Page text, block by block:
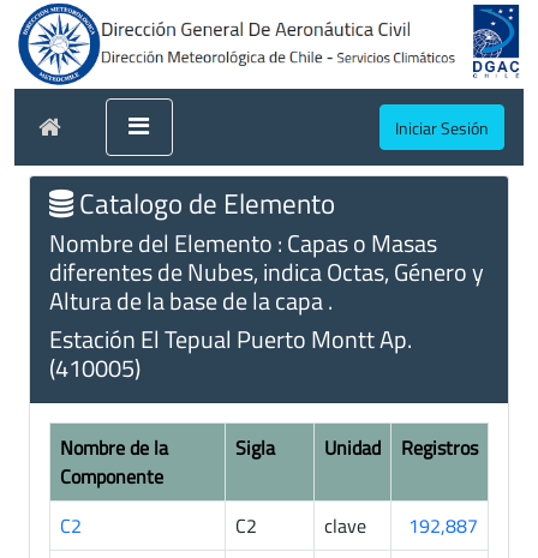
Iniciar Sesión
Catalogo de Elemento
Nombre del Elemento : Capas o Masas
diferentes de Nubes, indica Octas, Género y
Altura de la base de la capa .
Estación El Tepual Puerto Montt Ap.
(410005)
Nombre de la
Componente
Sigla Unidad Registros
C2 C2 clave
192,887